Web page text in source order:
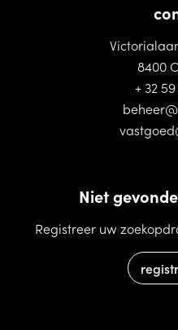
8400
+ 32
Niet
Registreer uw